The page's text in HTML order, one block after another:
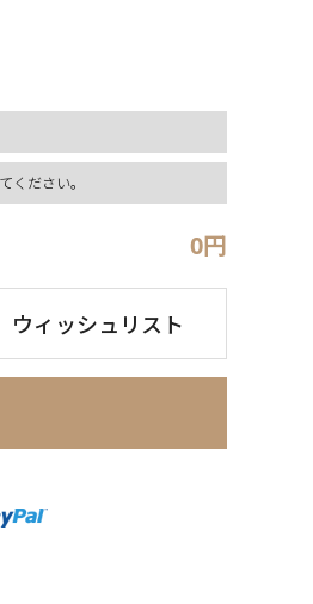
0円
ウィッシュリスト